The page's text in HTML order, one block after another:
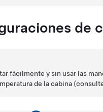
de
fácilmente y sin usar las
de la cabina